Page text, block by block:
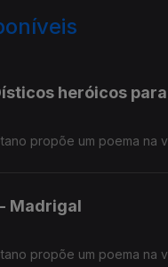
heróicos
propõe um poema na
Madrigal
propõe um poema na